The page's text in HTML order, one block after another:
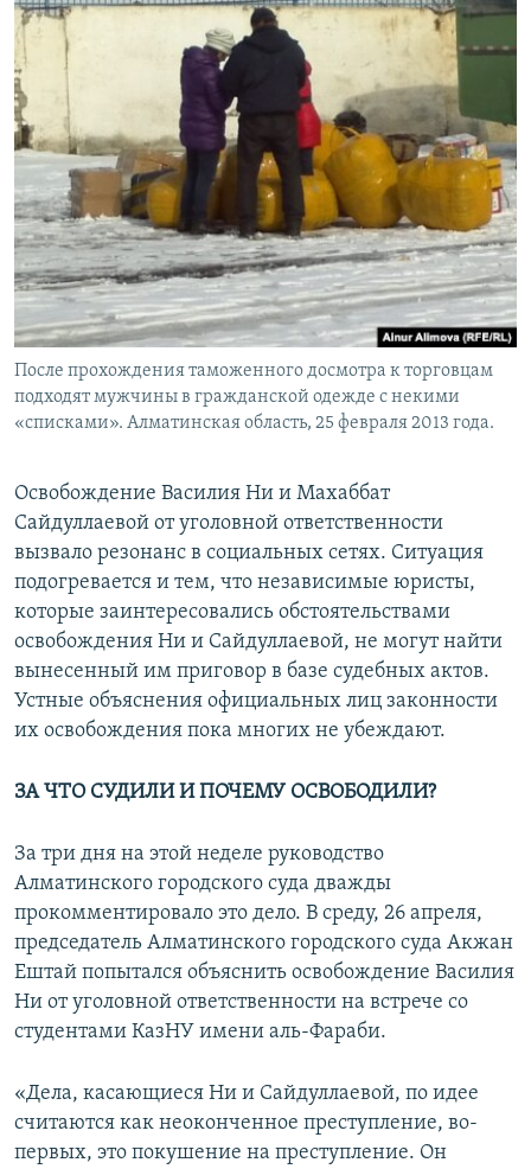
После прохождения таможенного досмотра к торговцам
подходят мужчины в гражданской одежде с некими
«списками». Алматинская область, 25 февраля 2013 года.
Освобождение Василия Ни и Махаббат
Сайдуллаевой от уголовной ответственности
вызвало резонанс в социальных сетях. Ситуация
подогревается и тем, что независимые юристы,
которые заинтересовались обстоятельствами
освобождения Ни и Сайдуллаевой, не могут найти
вынесенный им приговор в базе судебных актов.
Устные объяснения официальных лиц законности
их освобождения пока многих не убеждают.
ЗА ЧТО СУДИЛИ И ПОЧЕМУ ОСВОБОДИЛИ?
За три дня на этой неделе руководство
Алматинского городского суда дважды
прокомментировало это дело. В среду, 26 апреля,
председатель Алматинского городского суда Акжан
Ештай попытался объяснить освобождение Василия
Ни от уголовной ответственности на встрече со
студентами КазНУ имени аль-Фараби.
«Дела, касающиеся Ни и Сайдуллаевой, по идее
считаются как неоконченное преступление, во-
первых, это покушение на преступление. Он